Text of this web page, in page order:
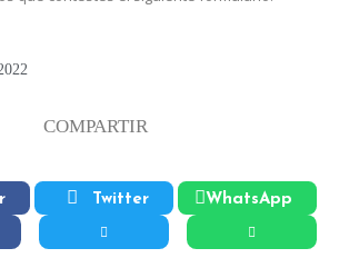
COMPARTIR
Twitter WhatsApp